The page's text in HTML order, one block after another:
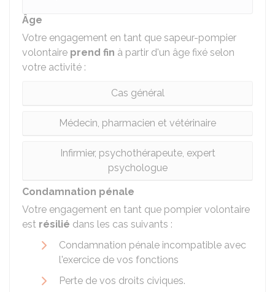
Âge
Votre engagement en tant que sapeur-pompier
volontaire prend fin à partir d'un âge fixé selon
votre activité :
Cas général
Médecin, pharmacien et vétérinaire
Infirmier, psychothérapeute, expert
psychologue
Condamnation pénale
Votre engagement en tant que pompier volontaire
est résilié dans les cas suivants :
Condamnation pénale incompatible avec
l'exercice de vos fonctions
Perte de vos droits civiques.